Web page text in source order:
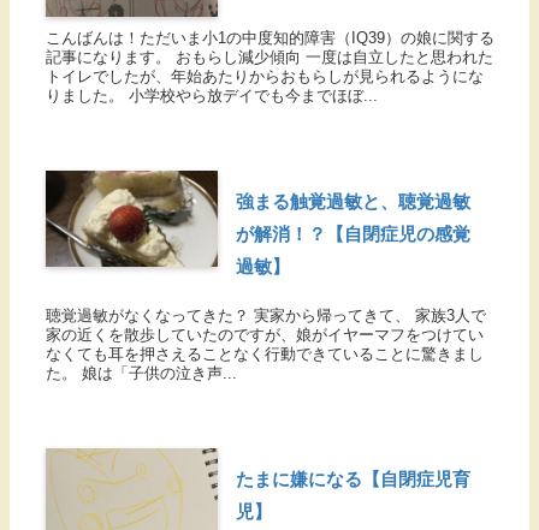
こんばんは！ただいま小1の中度知的障害（IQ39）の娘に関する
記事になります。 おもらし減少傾向 一度は自立したと思われた
トイレでしたが、年始あたりからおもらしが見られるようにな
りました。 小学校やら放デイでも今までほぼ...
強まる触覚過敏と、聴覚過敏
が解消！？【自閉症児の感覚
過敏】
聴覚過敏がなくなってきた？ 実家から帰ってきて、 家族3人で
家の近くを散歩していたのですが、娘がイヤーマフをつけてい
なくても耳を押さえることなく行動できていることに驚きまし
た。 娘は「子供の泣き声...
たまに嫌になる【自閉症児育
児】